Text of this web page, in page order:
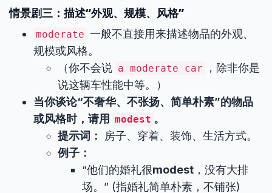
情景剧三：描述“外观、规模、风格”
moderate 一般不直接用来描述物品的外观、
规模或风格。
（你不会说 a moderate car
，除非你是
说这辆车性能中等。）
当你谈论“不奢华、不张扬、简单朴素”的物品
或风格时，请用 modest 。
提示词：
房子、穿着、装饰、生活方式。
例子：
“他们的婚礼很modest ，没有大排
场。” (指婚礼简单朴素，不铺张)